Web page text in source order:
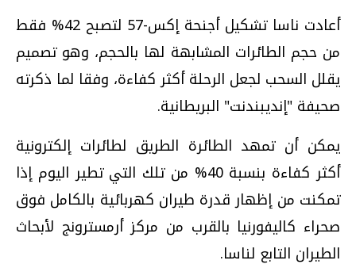
أعادت ناسا تشكيل أجنحة إكس-57 لتصبح 42% فقط
من حجم الطائرات المشابهة لها بالحجم، وهو تصميم
يقلل السحب لجعل الرحلة أكثر كفاءة، وفقا لما ذكرته
صحيفة "إنديبندنت" البريطانية.
يمكن أن تمهد الطائرة الطريق لطائرات إلكترونية
أكثر كفاءة بنسبة 40% من تلك التي تطير اليوم إذا
تمكنت من إظهار قدرة طيران كهربائية بالكامل فوق
صحراء كاليفورنيا بالقرب من مركز أرمسترونج لأبحاث
الطيران التابع لناسا.